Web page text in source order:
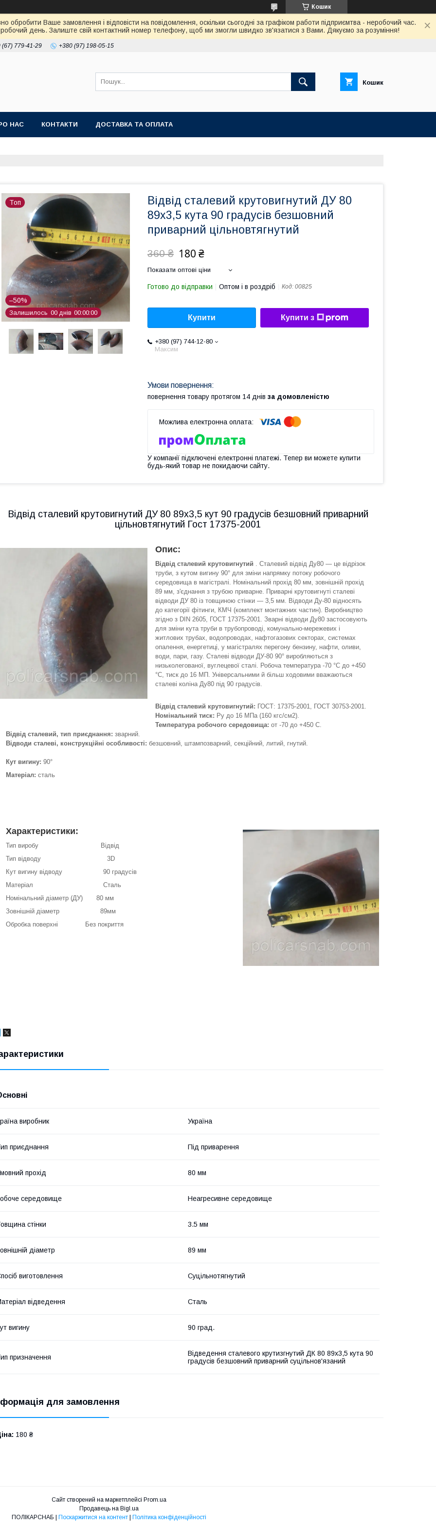
Кошик
обробити Ваше замовлення і відповісти на повідомлення, оскільки сьогодні за графіком работи підприємтва - неробочий час.
день. Залиште свій контактний номер телефону, щоб ми змогли швидко зв'язатися з Вами. Дякуємо за розуміння!
(67) 779-41-29 +380 (97) 198-05-15
Кошик
НАС КОНТАКТИ ДОСТАВКА ТА ОПЛАТА
Топ
–50%
Залишилось 00 днів 00 00 00
Відвід сталевий крутовигнутий ДУ 80
89х3,5 кута 90 градусів безшовний
приварний цільновтягнутий
360 ₴ 180 ₴
Показати оптові ціни
Готово до відправки Оптом і в роздріб Код: 00825
Купити Купити з
+380 (97) 744-12-80
Максим
повернення товару протягом 14 днів за домовленістю
У компанії підключені електронні платежі. Тепер ви можете купити
будь-який товар не покидаючи сайту.
Відвід сталевий крутовигнутий ДУ 80 89х3,5 кут 90 градусів безшовний приварний
цільновтягнутий Гост 17375-2001
Опис:
Відвід сталевий крутовигнутий . Сталевий відвід Ду80 — це відрізок
труби, з кутом вигину 90° для зміни напрямку потоку робочого
середовища в магістралі. Номінальний прохід 80 мм, зовнішній прохід
89 мм, з'єднання з трубою приварне. Приварні крутовигнуті сталеві
відводи ДУ 80 із товщиною стінки — 3,5 мм. Відводи Ду-80 відносять
до категорії фітинги, КМЧ (комплект монтажних частин). Виробництво
згідно з DIN 2605, ГОСТ 17375-2001. Зварні відводи Ду80 застосовують
для зміни кута труби в трубопроводі, комунально-мережевих і
житлових трубах, водопроводах, нафтогазових секторах, системах
опалення, енергетиці, у магістралях перегону бензину, нафти, оливи,
води, пари, газу. Сталеві відводи ДУ-80 90° виробляються з
низьколегованої, вуглецевої сталі. Робоча температура -70 °C до +450
°C, тиск до 16 МП. Універсальними й більш ходовими вважаються
сталеві коліна Ду80 під 90 градусів.
Відвід сталевий крутовигнутий: ГОСТ: 17375-2001, ГОСТ 30753-2001.
Номінальний тиск: Py до 16 МПа (160 кгс/см2).
Температура робочого середовища: от -70 до +450 C.
Відвід сталевий, тип приєднання: зварний.
Відводи сталеві, конструкційні особливості: безшовний, штампозварний, секційний, литий, гнутий.
Кут вигину: 90°
Матеріал: сталь
Характеристики:
Тип виробу Відвід
Тип відводу 3D
Кут вигину відводу 90 градусів
Матеріал Сталь
Номінальний діаметр (ДУ) 80 мм
Зовнішній діаметр 89мм
Обробка поверхні Без покриття
виробник Україна
приєднання Під приварення
прохід 80 мм
середовище Неагресивне середовище
стінки 3.5 мм
діаметр 89 мм
виготовлення Суцільнотягнутий
відведення Сталь
вигину 90 град.
призначення
Відведення сталевого крутизгнутий ДК 80 89х3,5 кута 90
градусів безшовний приварний суцільнов'язаний
для замовлення
180 ₴
Сайт створений на маркетплейсі Prom.ua
Продавець на Bigl.ua
Поскаржитися на контент Політика конфіденційності